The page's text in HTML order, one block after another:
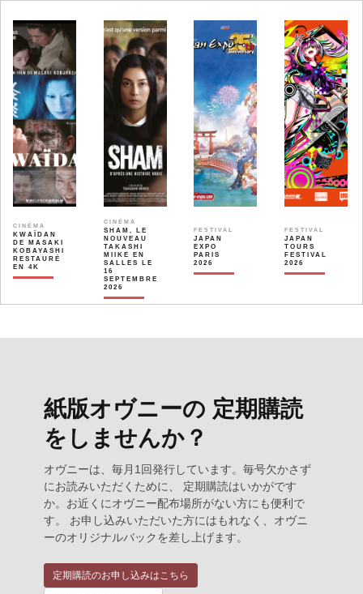
CINÉMA
KWAÏDAN
DE MASAKI
KOBAYASHI
RESTAURÉ
EN 4K
CINÉMA
SHAM, LE
NOUVEAU
TAKASHI
MIIKE EN
SALLES LE
16
SEPTEMBRE
2026
FESTIVAL
JAPAN
EXPO
PARIS
2026
FESTIVAL
JAPAN
TOURS
FESTIVAL
2026
紙版オヴニーの 定期購読
をしませんか？
オヴニーは、毎月1回発行しています。毎号欠かさず
にお読みいただくために、 定期購読はいかがです
か。お近くにオヴニー配布場所がない方にも便利で
す。 お申し込みいただいた方にはもれなく、オヴニ
ーのオリジナルバックを差し上げます。
定期購読のお申し込みはこちら